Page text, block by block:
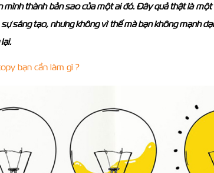
mình thành bản sao của một ai đó. Đây quả thật là
sáng tạo, nhưng không vì thế mà bạn không mạnh
bạn cần làm gì ?